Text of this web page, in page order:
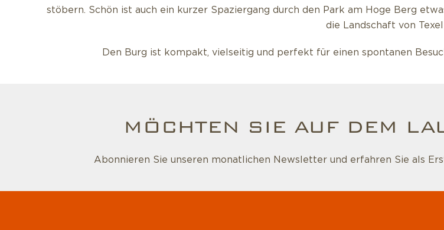
stöbern. Schön ist auch ein kurzer Spaziergang durch den Park am Hoge Berg
die Landschaft von Texel
Den Burg ist kompakt, vielseitig und perfekt für einen spontanen
MÖCHTEN SIE AUF DEM
Abonnieren Sie unseren monatlichen Newsletter und erfahren Sie als